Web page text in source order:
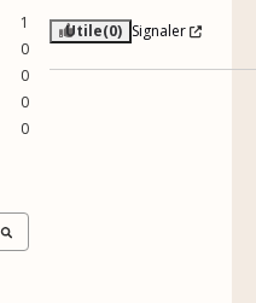
1
0
0
0
0
Utile(0) Signaler